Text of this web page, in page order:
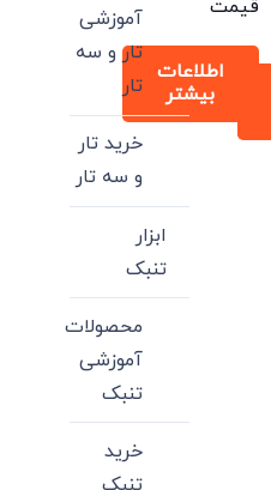
قیمت
اطلاعات
بیشتر
آموزشی
تار و سه
تار
خرید تار
و سه تار
ابزار
تنبک
محصولات
آموزشی
تنبک
خرید